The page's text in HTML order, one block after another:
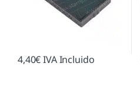
4,40€IVA Incluido